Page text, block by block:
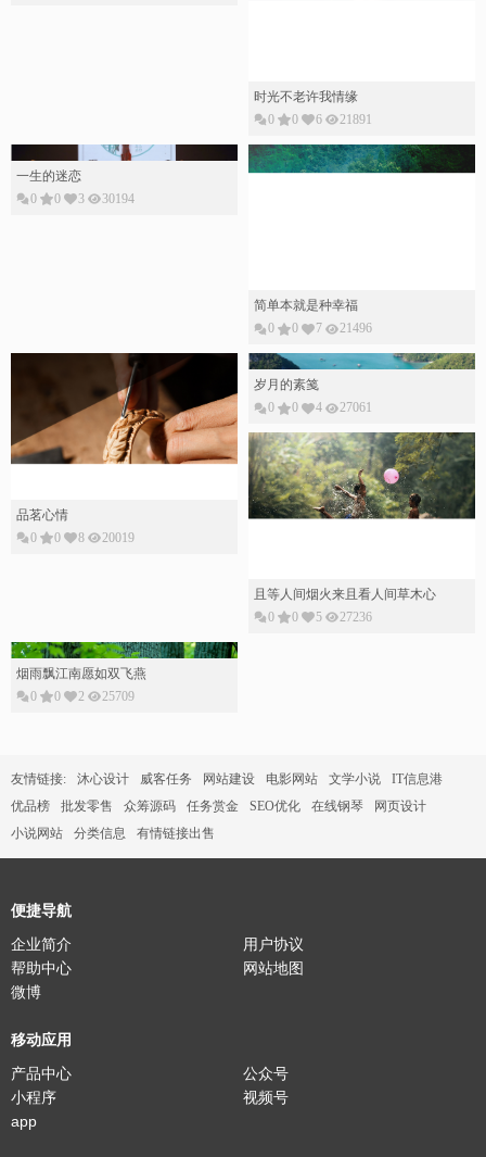
时光不老许我情缘
0
0 6 21891
一生的迷恋
0
0 3 30194
简单本就是种幸福
0
0 7 21496
品茗心情
0
0 8 20019
岁月的素䇳
0
0 4 27061
且等人间烟火来且看人间草木心
0
0 5 27236
烟雨飘江南愿如双飞燕
0
0 2 25709
友情链接: 沐心设计 威客任务 网站建设 电影网站 文学小说
IT信息港
优品榜
批发零售 众筹源码 任务赏金 SEO优化 在线钢琴
网页设计
小说网站
分类信息 有情链接出售
便捷导航
企业简介
用户协议
帮助中心
网站地图
微博
移动应用
产品中心
公众号
小程序
视频号
app